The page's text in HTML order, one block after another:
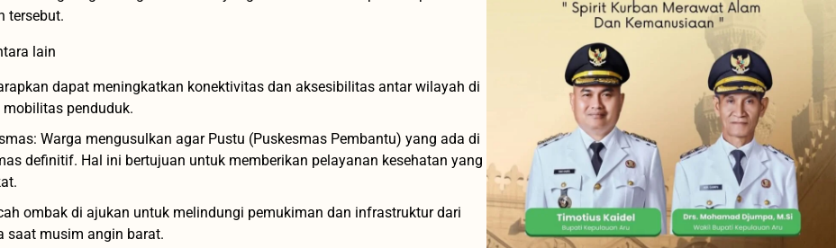
tersebut.
lain
dapat meningkatkan konektivitas dan aksesibilitas antar wilayah di
penduduk.
Warga mengusulkan agar Pustu (Puskesmas Pembantu) yang ada di
definitif. Hal ini bertujuan untuk memberikan pelayanan kesehatan yang
ombak di ajukan untuk melindungi pemukiman dan infrastruktur dari
saat musim angin barat.